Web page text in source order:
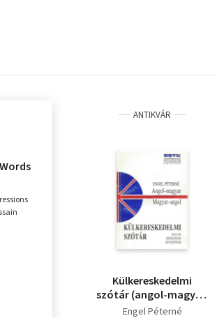
,
ANTIKVÁR
Külkereskedelmi
szótár (angol-magyar,
magyar-angol)
Engel Péterné